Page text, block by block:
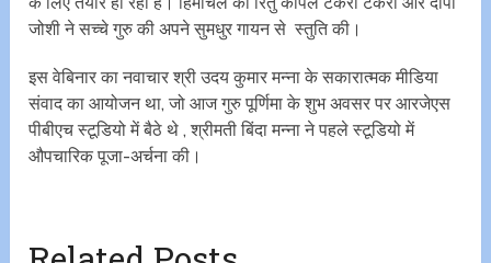
जोशी ने सच्चे गुरु की अपने सुमधुर गायन से स्तुति की।
इस वेबिनार का नवाचार श्री उदय कुमार मन्ना के सकारात्मक मीडिया
संवाद का आयोजन था, जो आज गुरु पूर्णिमा के शुभ अवसर पर आरजेएस
पीबीएच स्टूडियो में बैठे थे , श्रीमती बिंदा मन्ना ने पहले स्टूडियो में
औपचारिक पूजा-अर्चना की।